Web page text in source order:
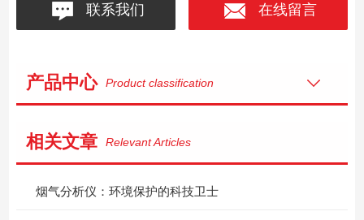
联系我们 在线留言
产品中心 Product classification
相关文章 Relevant Articles
烟气分析仪：环境保护的科技卫士